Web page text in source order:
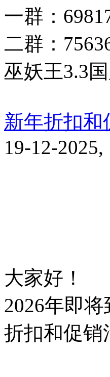
一群：
二群：
巫妖王3.3
新年折扣和
19-12-2025,
大家好！
2026年即
折扣和促销